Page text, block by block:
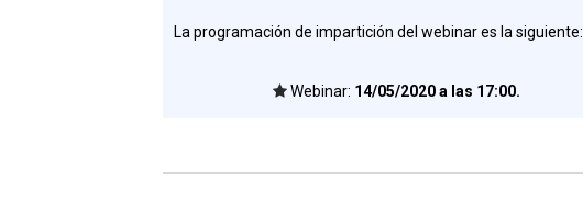
La programación de impartición del webinar es la siguiente:
Webinar: 14/05/2020 a las 17:00.